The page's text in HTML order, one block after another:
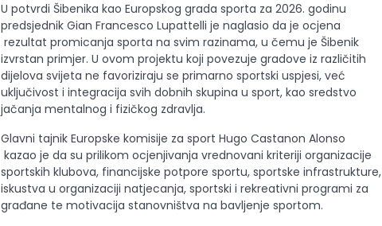
U potvrdi Šibenika kao Europskog grada sporta za 2026. godinu
predsjednik Gian Francesco Lupattelli je naglasio da je ocjena
rezultat promicanja sporta na svim razinama, u čemu je Šibenik
izvrstan primjer. U ovom projektu koji povezuje gradove iz različitih
dijelova svijeta ne favoriziraju se primarno sportski uspjesi, već
uključivost i integracija svih dobnih skupina u sport, kao sredstvo
jačanja mentalnog i fizičkog zdravlja.
Glavni tajnik Europske komisije za sport Hugo Castanon Alonso
kazao je da su prilikom ocjenjivanja vrednovani kriteriji organizacije
sportskih klubova, financijske potpore sportu, sportske infrastrukture,
iskustva u organizaciji natjecanja, sportski i rekreativni programi za
građane te motivacija stanovništva na bavljenje sportom.